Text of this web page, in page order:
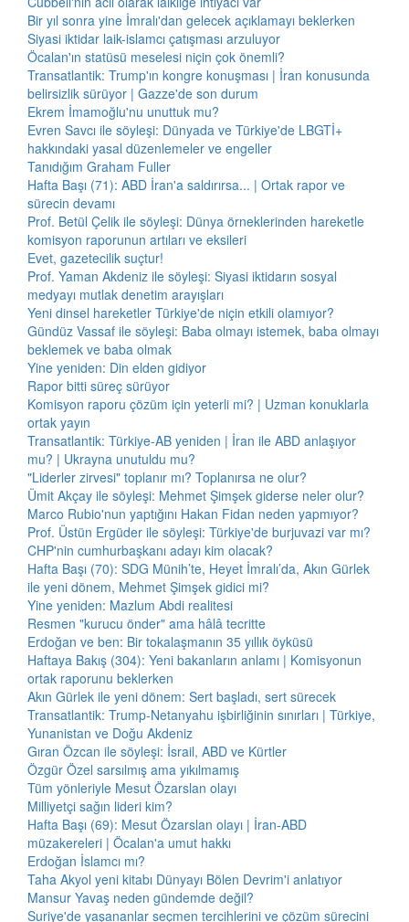
Bir yıl sonra yine İmralı'dan gelecek açıklamayı beklerken
Siyasi iktidar laik-islamcı çatışması arzuluyor
Öcalan'ın statüsü meselesi niçin çok önemli?
Transatlantik: Trump'ın kongre konuşması | İran konusunda
belirsizlik sürüyor | Gazze'de son durum
Ekrem İmamoğlu'nu unuttuk mu?
Evren Savcı ile söyleşi: Dünyada ve Türkiye'de LBGTİ+
hakkındaki yasal düzenlemeler ve engeller
Tanıdığım Graham Fuller
Hafta Başı (71): ABD İran'a saldırırsa... | Ortak rapor ve
sürecin devamı
Prof. Betül Çelik ile söyleşi: Dünya örneklerinden hareketle
komisyon raporunun artıları ve eksileri
Evet, gazetecilik suçtur!
Prof. Yaman Akdeniz ile söyleşi: Siyasi iktidarın sosyal
medyayı mutlak denetim arayışları
Yeni dinsel hareketler Türkiye'de niçin etkili olamıyor?
Gündüz Vassaf ile söyleşi: Baba olmayı istemek, baba olmayı
beklemek ve baba olmak
Yine yeniden: Din elden gidiyor
Rapor bitti süreç sürüyor
Komisyon raporu çözüm için yeterli mi? | Uzman konuklarla
ortak yayın
Transatlantik: Türkiye-AB yeniden | İran ile ABD anlaşıyor
mu? | Ukrayna unutuldu mu?
"Liderler zirvesi" toplanır mı? Toplanırsa ne olur?
Ümit Akçay ile söyleşi: Mehmet Şimşek giderse neler olur?
Marco Rubio'nun yaptığını Hakan Fidan neden yapmıyor?
Prof. Üstün Ergüder ile söyleşi: Türkiye'de burjuvazi var mı?
CHP'nin cumhurbaşkanı adayı kim olacak?
Hafta Başı (70): SDG Münih’te, Heyet İmralı’da, Akın Gürlek
ile yeni dönem, Mehmet Şimşek gidici mi?
Yine yeniden: Mazlum Abdi realitesi
Resmen "kurucu önder" ama hâlâ tecritte
Erdoğan ve ben: Bir tokalaşmanın 35 yıllık öyküsü
Haftaya Bakış (304): Yeni bakanların anlamı | Komisyonun
ortak raporunu beklerken
Akın Gürlek ile yeni dönem: Sert başladı, sert sürecek
Transatlantik: Trump-Netanyahu işbirliğinin sınırları | Türkiye,
Yunanistan ve Doğu Akdeniz
Gıran Özcan ile söyleşi: İsrail, ABD ve Kürtler
Özgür Özel sarsılmış ama yıkılmamış
Tüm yönleriyle Mesut Özarslan olayı
Milliyetçi sağın lideri kim?
Hafta Başı (69): Mesut Özarslan olayı | İran-ABD
müzakereleri | Öcalan'a umut hakkı
Erdoğan İslamcı mı?
Taha Akyol yeni kitabı Dünyayı Bölen Devrim'i anlatıyor
Mansur Yavaş neden gündemde değil?
Suriye'de yaşananlar seçmen tercihlerini ve çözüm sürecini